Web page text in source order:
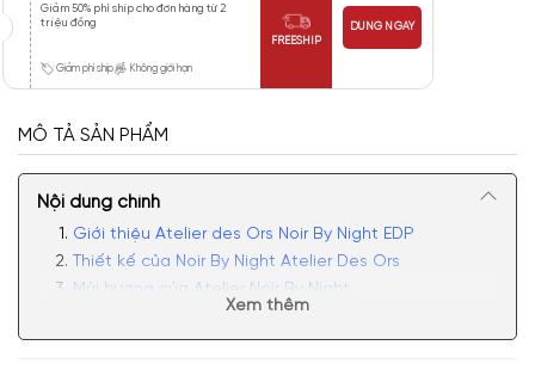
Giảm 50% phí ship cho đơn hàng từ 2
triệu đồng
Giảm phí ship Không giới hạn
FREESHIP
DÙNG NGAY
MÔ TẢ SẢN PHẨM
Nội dung chính
Giới thiệu Atelier des Ors Noir By Night EDP
Thiết kế của Noir By Night Atelier Des Ors
Mùi hương của Atelier Noir By Night
Xem thêm